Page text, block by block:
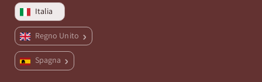
Italia
Regno Unito
Spagna